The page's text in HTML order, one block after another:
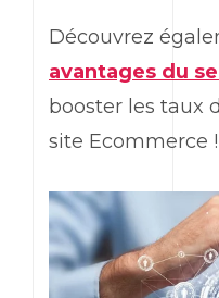
Découvrez
avantages du
booster les taux
site Ecommerce !